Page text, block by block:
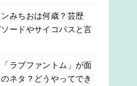
みちおは何歳？芸歴
ードやサイコパスと言
ラブファントム」が面
ネタ？どうやってでき